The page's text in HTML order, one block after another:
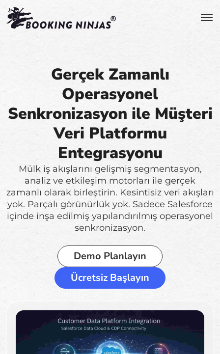
Gerçek Zamanlı
Operasyonel
Senkronizasyon ile Müşteri
Veri Platformu
Entegrasyonu
Mülk iş akışlarını gelişmiş segmentasyon,
analiz ve etkileşim motorları ile gerçek
zamanlı olarak birleştirin. Kesintisiz veri akışları
yok. Parçalı görünürlük yok. Sadece Salesforce
içinde inşa edilmiş yapılandırılmış operasyonel
senkronizasyon.
Demo Planlayın
Ücretsiz Başlayın